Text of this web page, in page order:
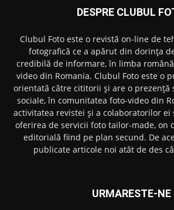
DESPRE CLUBUL
Clubul Foto este o revistă on-line de
fotografică ce a apărut din dorința
credibilă de informare, în limba
video din Romania. Clubul Foto este o
orientată către cititorii și are o prezență
sociale, în comunitatea foto-video din
activitatea revistei și a colaboratorilor ei
oferirea de servicii foto tailor-made, on
editorială fiind pe plan secund. De
publicate articole noi atât de des
URMARESTE-NE